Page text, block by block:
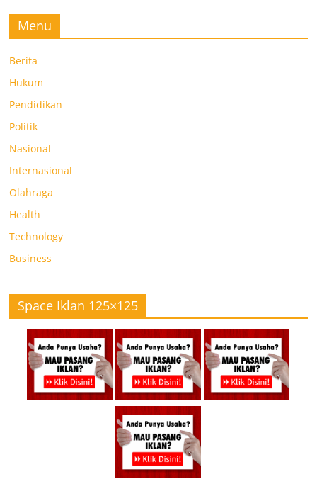
Menu
Berita
Hukum
Pendidikan
Politik
Nasional
Internasional
Olahraga
Health
Technology
Business
Space Iklan 125×125